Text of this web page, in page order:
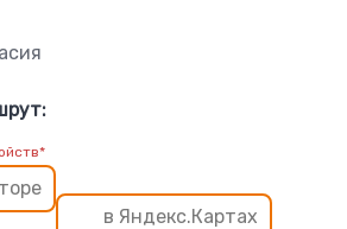
в Яндекс.Картах